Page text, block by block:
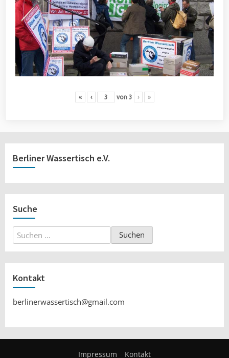
« ‹ von 3 › »
Berliner Wassertisch e.V.
Suche
Suchen
nach:
Kontakt
berlinerwassertisch@gmail.com
Impressum Kontakt